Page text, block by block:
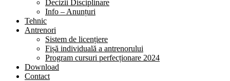
Decizii Disciplinare
Info – Anunțuri
Tehnic
Antrenori
Sistem de licențiere
Fișă individuală a antrenorului
Program cursuri perfecționare 2024
Download
Contact